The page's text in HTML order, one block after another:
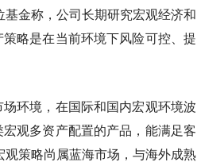
金称，公司长期研究宏观经济和
略是在当前环境下风险可控、提
环境，在国际和国内宏观环境波
观多资产配置的产品，能满足客
策略尚属蓝海市场，与海外成熟